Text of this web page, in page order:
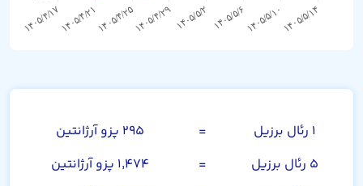
۱ رئال برزیل =
۲۹۵ پزو آرژانتین
۵ رئال برزیل
=
۱,۴۷۴ پزو آرژانتین